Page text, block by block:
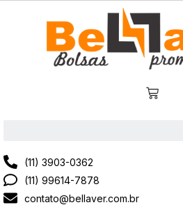
(11) 3903-0362
(11) 99614-7878
contato@bellaver.com.br